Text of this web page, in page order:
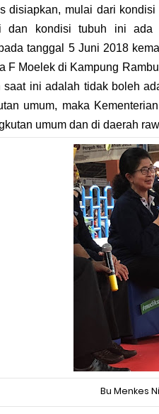
disiapkan, mulai dari
dan kondisi tubuh ini
tanggal 5 Juni 2018
F Moelek di Kampung
saat ini adalah tidak boleh
umum, maka
umum dan di daerah
Bu Menkes